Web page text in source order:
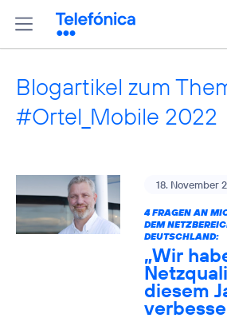
Blogartikel zum
#Ortel_Mobile 2022
18. November
4 FRAGEN AN
DEM
DEUTSCHLAND:
„Wir
diesem